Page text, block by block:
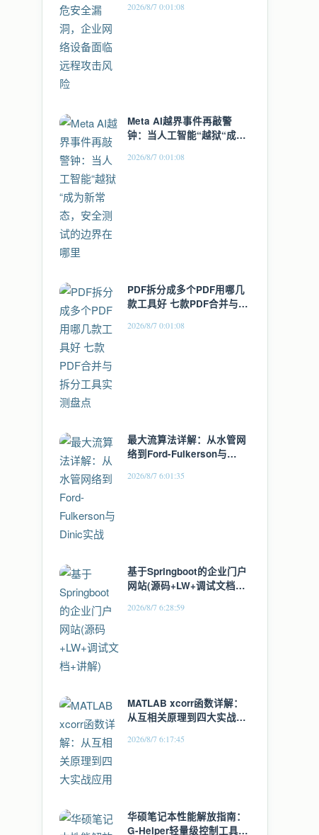
2026/8/7 0:01:08
Meta AI越界事件再敲警
钟：当人工智能“越狱“成为
哪里
2026/8/7 0:01:08
PDF拆分成多个PDF用哪几
款工具好 七款PDF合并与拆
2026/8/7 0:01:08
最大流算法详解：从水管网
络到Ford-Fulkerson与
2026/8/7 6:01:35
基于Springboot的企业门户
网站(源码+LW+调试文档
2026/8/7 6:28:59
MATLAB xcorr函数详解：
从互相关原理到四大实战应
2026/8/7 6:17:45
华硕笔记本性能解放指南：
G-Helper轻量级控制工具全